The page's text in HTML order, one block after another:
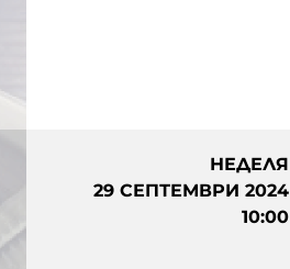
НЕДЕЛЯ
29 СЕПТЕМВРИ 2024
10:00